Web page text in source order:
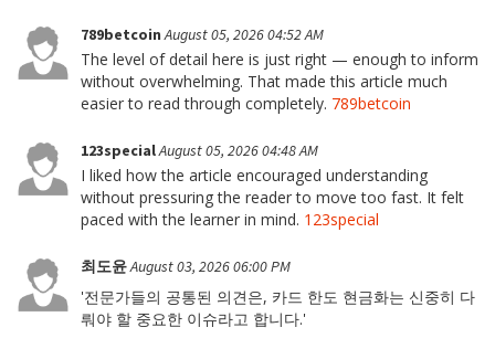
789betcoinAugust 05, 2026 04:52 AM
The level of detail here is just right — enough to inform
without overwhelming. That made this article much
easier to read through completely. 789betcoin
123specialAugust 05, 2026 04:48 AM
I liked how the article encouraged understanding
without pressuring the reader to move too fast. It felt
paced with the learner in mind. 123special
최도윤August 03, 2026 06:00 PM
'전문가들의 공통된 의견은, 카드 한도 현금화는 신중히 다
뤄야 할 중요한 이슈라고 합니다.'